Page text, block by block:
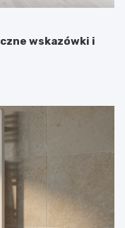
wskazówki i